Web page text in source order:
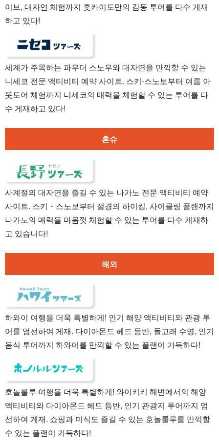
이브, 대자연 체험까지 홋카이도만의 감동 투어를 다수 게재
하고 있다!
세계가 주목하는 파우더 스노우와 대자연을 만끽할 수 있는
니세코 전문 액티비티 예약 사이트. 스키-스노보부터 여름 아
웃도어 체험까지 니세코의 매력을 체험할 수 있는 투어를 다
수 게재하고 있다!
혼슈
사계절의 대자연을 즐길 수 있는 나가노 전문 액티비티 예약
사이트. 스키・스노보부터 절경의 하이킹, 사이클링 플랜까지
나가노의 매력을 마음껏 체험할 수 있는 투어를 다수 게재하
고 있습니다!
해외
하와이 여행을 더욱 특별하게! 인기 해양 액티비티와 관광 투
어를 엄선하여 게재. 다이아몬드 헤드 등반, 돌고래 수영, 인기
음식 투어까지 하와이를 만끽할 수 있는 플랜이 가득하다!
호놀룰루 여행을 더욱 특별하게! 와이키키 해변에서의 해양
액티비티와 다이아몬드 헤드 등반, 인기 관광지 투어까지 엄
선하여 게재. 쇼핑과 미식도 즐길 수 있는 호놀룰루를 만끽할
수 있는 플랜이 가득하다!